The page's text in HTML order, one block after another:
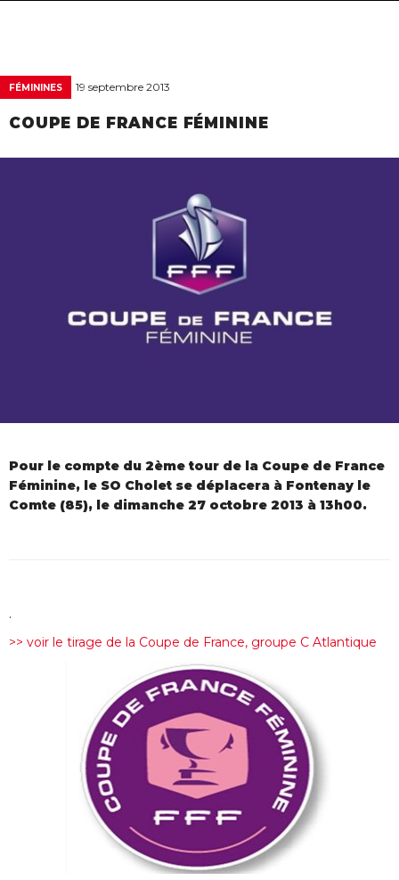
FÉMININES 19 septembre 2013
COUPE DE FRANCE FÉMININE
Pour le compte du 2ème tour de la Coupe de France
Féminine, le SO Cholet se déplacera à Fontenay le
Comte (85), le dimanche 27 octobre 2013 à 13h00.
.
>> voir le tirage de la Coupe de France, groupe C Atlantique